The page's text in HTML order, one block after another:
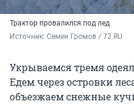
Трактор провалился под лед
Источник: Семен Громов / 72.RU
Укрываемся тремя
Едем через островки
объезжаем снежные